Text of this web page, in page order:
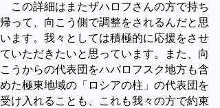
この詳細はまたザハロフさんの方で持ち
帰って、向こう側で調整をされるんだと思
います。我々としては積極的に応援をさせ
ていただきたいと思っています。また、向
こうからの代表団をハバロフスク地方も含
めた極東地域の「ロシアの柱」の代表団を
受け入れることも、これも我々の方で約束